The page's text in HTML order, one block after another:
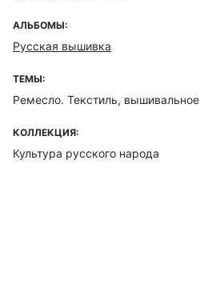
АЛЬБОМЫ:
Русская вышивка
ТЕМЫ:
Ремесло. Текстиль, вышивальное
КОЛЛЕКЦИЯ:
Культура русского народа